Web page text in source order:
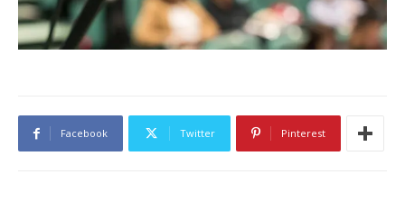
Facebook Twitter Pinterest